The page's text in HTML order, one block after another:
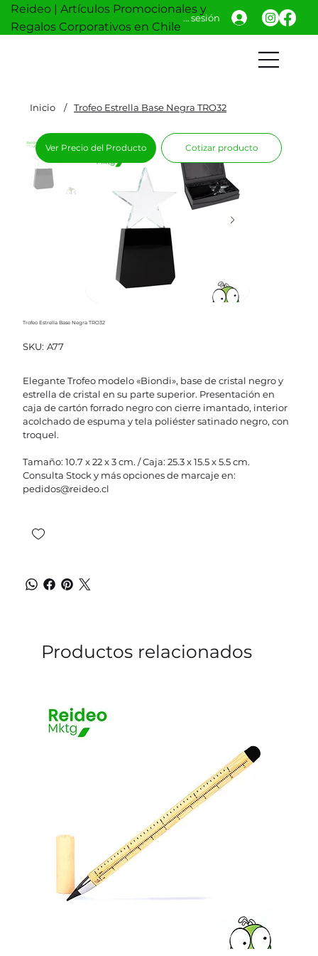
Reideo | Artículos Promocionales y
Regalos Corporativos en Chile
Iniciar sesión
Inicio / Trofeo Estrella Base Negra TRO32
Trofeo Estrella Base Negra TRO32
SKU:
SKU
A77
A77
Elegante Trofeo modelo «Biondi», base de cristal negro y
estrella de cristal en su parte superior. Presentación en
caja de cartón forrado negro con cierre imantado, interior
acolchado de espuma y tela poliéster satinado negro, con
troquel.
Tamaño: 10.7 x 22 x 3 cm. / Caja: 25.3 x 15.5 x 5.5 cm.
Consulta Stock y más opciones de marcaje en:
pedidos@reideo.cl
Ver Precio del Producto Cotizar producto
Productos relacionados